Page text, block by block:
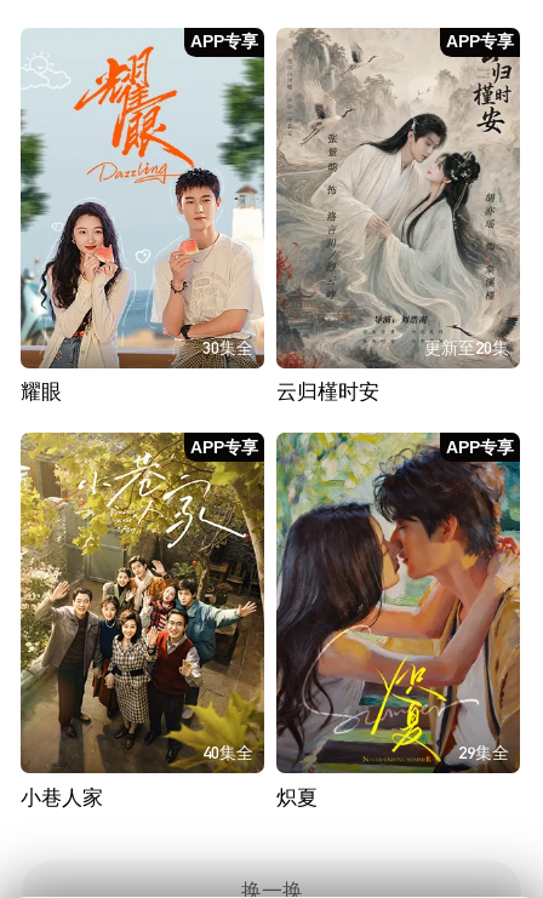
APP专享
30集全
耀眼
APP专享
更新至20集
云归槿时安
APP专享
40集全
小巷人家
APP专享
29集全
炽夏
换一换